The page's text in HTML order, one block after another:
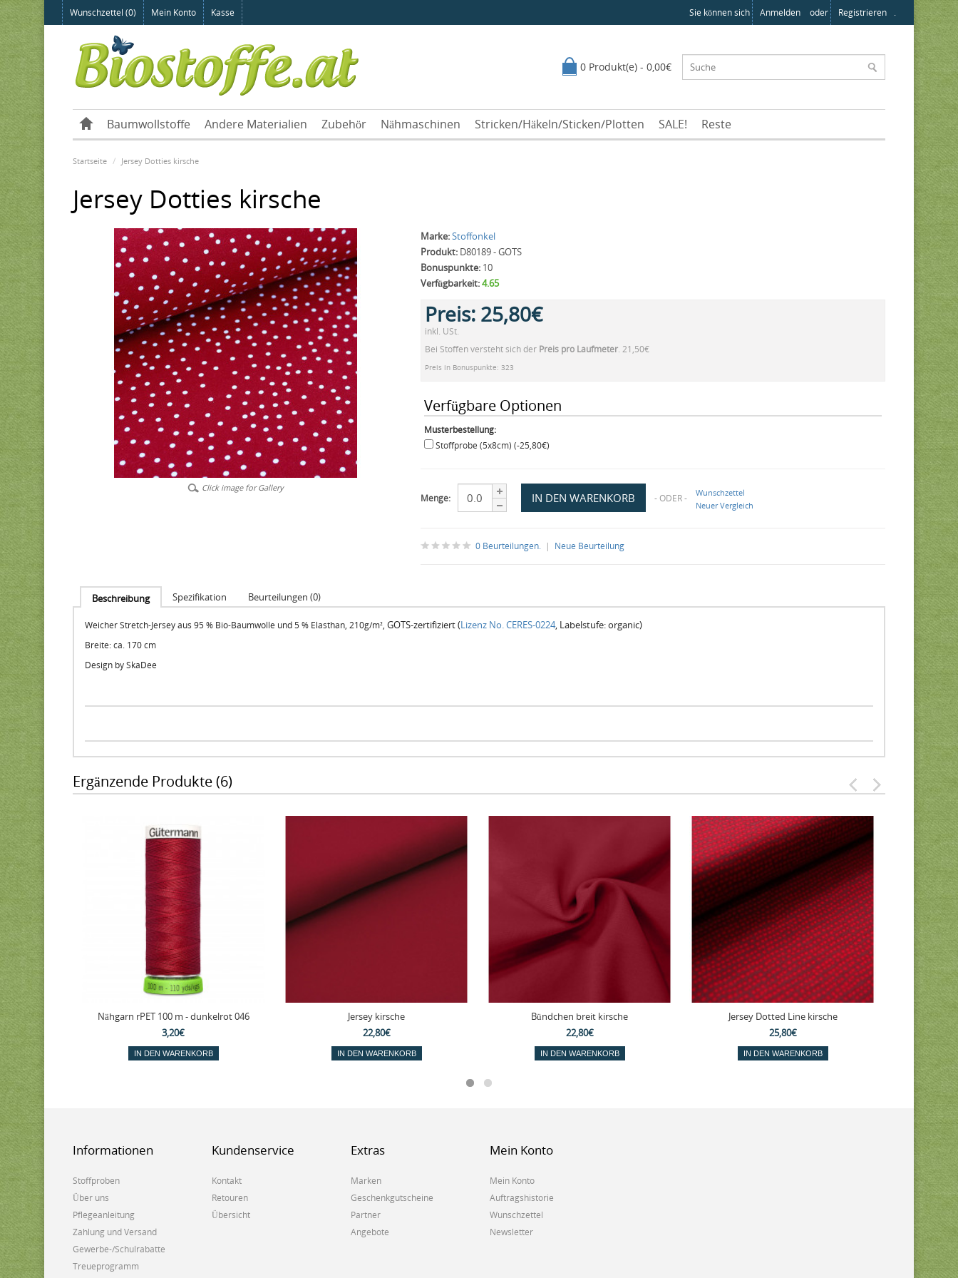
Wunschzettel (0) Mein Konto Kasse Sie können sich Anmelden oder Registrieren .
0 Produkt(e) - 0,00€
Baumwollstoffe Andere Materialien Zubehör Nähmaschinen Stricken/Häkeln/Sticken/Plotten SALE! Reste
Startseite Jersey Dotties kirsche
Jersey Dotties kirsche
Click image for Gallery
Marke:Stoffonkel
Produkt:D80189 - GOTS
Bonuspunkte:10
Verfügbarkeit:4.65
Preis: 25,80€
inkl. USt.
Bei Stoffen versteht sich der Preis pro Laufmeter. 21,50€
Preis in Bonuspunkte: 323
Verfügbare Optionen
Musterbestellung:
Stoffprobe (5x8cm) (-25,80€)
Menge: - ODER -
Wunschzettel
Neuer Vergleich
0 Beurteilungen.| Neue Beurteilung
Beschreibung Spezifikation Beurteilungen (0)
Weicher Stretch-Jersey aus 95 % Bio-Baumwolle und 5 % Elasthan, 210g/m², GOTS-zertifiziert (Lizenz No. CERES-0224, Labelstufe: organic)
Breite: ca. 170 cm
Design by SkaDee
Ergänzende Produkte (6)
Nähgarn rPET 100 m - dunkelrot 046
3,20€
IN DEN WARENKORB
Jersey kirsche
22,80€
IN DEN WARENKORB
Bündchen breit kirsche
22,80€
IN DEN WARENKORB
Jersey Dotted Line kirsche
25,80€
IN DEN WARENKORB
Informationen
Stoffproben
Über uns
Pflegeanleitung
Zahlung und Versand
Gewerbe-/Schulrabatte
Treueprogramm
Kundenservice
Kontakt
Retouren
Übersicht
Extras
Marken
Geschenkgutscheine
Partner
Angebote
Mein Konto
Mein Konto
Auftragshistorie
Wunschzettel
Newsletter